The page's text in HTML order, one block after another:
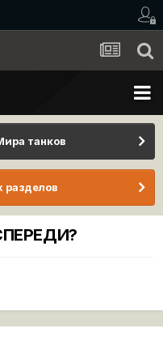
танков
разделов